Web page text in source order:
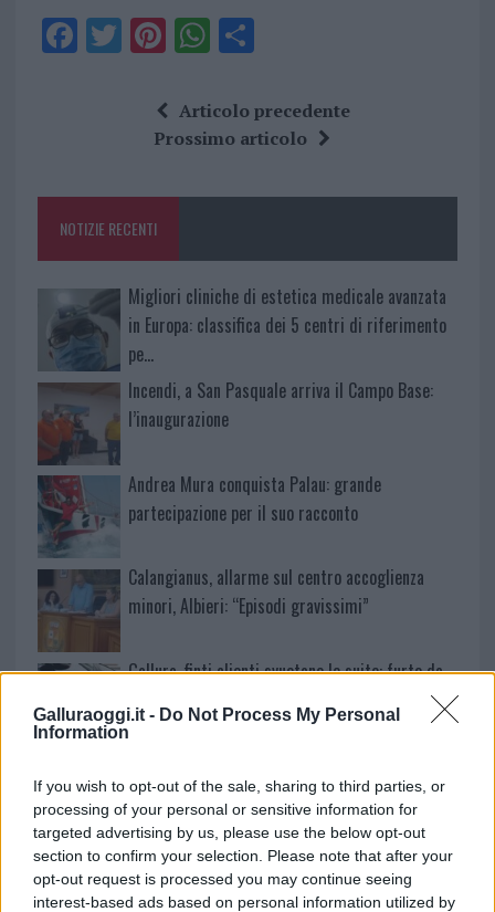
Galluraoggi.it - Do Not Process My Personal
Information
If you wish to opt-out of the sale, sharing to third parties, or
processing of your personal or sensitive information for
targeted advertising by us, please use the below opt-out
section to confirm your selection. Please note that after your
opt-out request is processed you may continue seeing
interest-based ads based on personal information utilized by
F
o
k
T Pi
te
re
W
at
s
p
S
a
re
Articolo precedente
Prossimo articolo
NOTIZIE RECENTI
Migliori cliniche di estetica medicale avanzata
in Europa: classifica dei 5 centri di riferimento
pe…
Incendi, a San Pasquale arriva il Campo Base:
l’inaugurazione
Andrea Mura conquista Palau: grande
partecipazione per il suo racconto
Calangianus, allarme sul centro accoglienza
minori, Albieri: “Episodi gravissimi”
Gallura, finti clienti svuotano le suite: furto da
protagonisti
Test tunnel Olbia: rampe chiuse ancora fino a
fine agosto